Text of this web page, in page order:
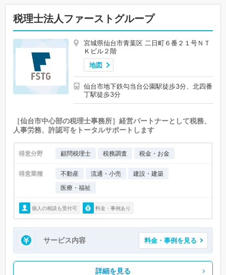
税理士法人ファーストグループ
宮城県仙台市青葉区 二日町６番２１号ＮＴ
Ｋビル２階
地図
仙台市地下鉄勾当台公園駅徒歩3分、北四番
丁駅徒歩3分
［仙台市中心部の税理士事務所］経営パートナーとして税務、
人事労務、許認可をトータルサポートします
得意分野 顧問税理士 税務調査 税金・お金
得意業種 不動産 流通・小売
建設・建築
医療・福祉
個人の相談も受付可 料金・事例あり
サービス内容 料金・事例を見る
詳細を見る